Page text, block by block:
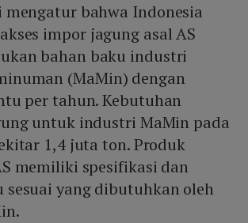
bahwa Indonesia
impor jagung asal AS
bahan baku industri
(MaMin) dengan
per tahun. Kebutuhan
untuk industri MaMin pada
1,4 juta ton. Produk
memiliki spesifikasi dan
yang dibutuhkan oleh